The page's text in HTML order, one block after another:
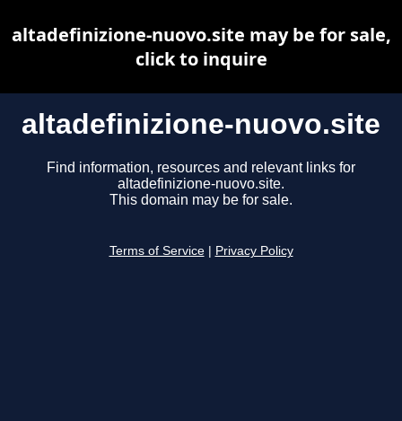
altadefinizione-nuovo.site
Find information, resources and relevant links for
altadefinizione-nuovo.site.
This domain may be for sale.
Terms of Service Privacy Policy
altadefinizione-nuovo.site may be for sale,
click to inquire